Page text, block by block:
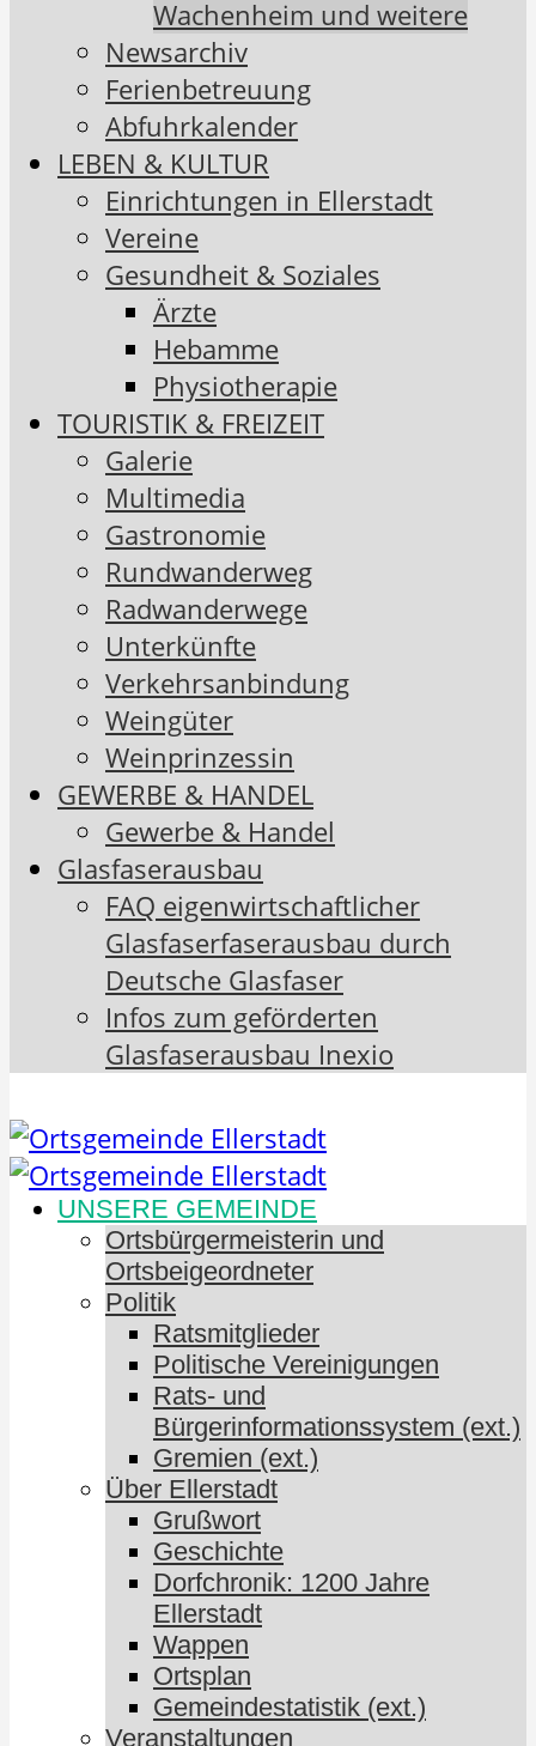
Wachenheim und weitere
Newsarchiv
Ferienbetreuung
Abfuhrkalender
LEBEN & KULTUR
Einrichtungen in Ellerstadt
Vereine
Gesundheit & Soziales
Ärzte
Hebamme
Physiotherapie
TOURISTIK & FREIZEIT
Galerie
Multimedia
Gastronomie
Rundwanderweg
Radwanderwege
Unterkünfte
Verkehrsanbindung
Weingüter
Weinprinzessin
GEWERBE & HANDEL
Gewerbe & Handel
Glasfaserausbau
FAQ eigenwirtschaftlicher
Glasfaserfaserausbau durch
Deutsche Glasfaser
Infos zum geförderten
Glasfaserausbau Inexio
UNSERE GEMEINDE
Ortsbürgermeisterin und
Ortsbeigeordneter
Politik
Ratsmitglieder
Politische Vereinigungen
Rats- und
Bürgerinformationssystem (ext.)
Gremien (ext.)
Über Ellerstadt
Grußwort
Geschichte
Dorfchronik: 1200 Jahre
Ellerstadt
Wappen
Ortsplan
Gemeindestatistik (ext.)
Veranstaltungen